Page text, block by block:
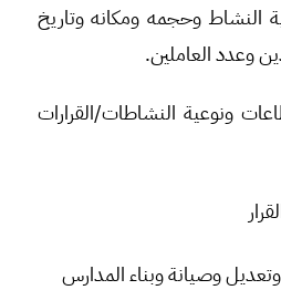
النشاط وحجمه ومكانه وتاريخ
وعدد العاملين.
ونوعية النشاطات/القرارات
وصيانة وبناء المدارس